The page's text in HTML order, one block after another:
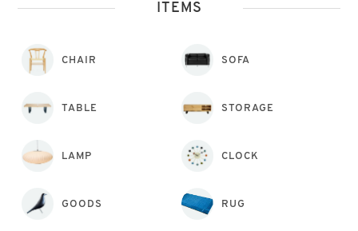
ITEMS
CHAIR SOFA
TABLE STORAGE
LAMP CLOCK
GOODS RUG